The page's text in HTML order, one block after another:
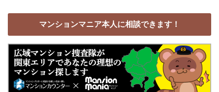
マンションマニア本人に相談できます！